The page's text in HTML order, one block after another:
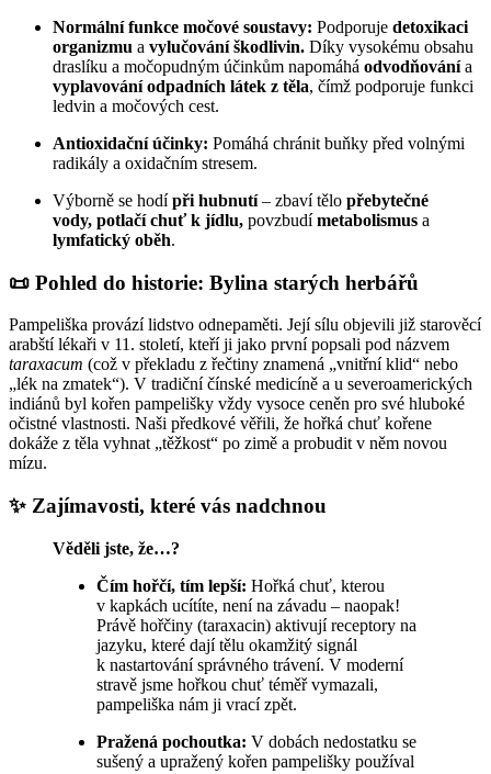
Normální funkce močové soustavy: Podporuje detoxikaci
organizmu a vylučování škodlivin. Díky vysokému obsahu
draslíku a močopudným účinkům napomáhá odvodňovánía
vyplavování odpadních látek z těla, čímž podporuje funkci
ledvin a močových cest.
Antioxidační účinky: Pomáhá chránit buňky před volnými
radikály a oxidačním stresem.
Výborně se hodípři hubnutí– zbaví tělo přebytečné
vody, potlačí chuť k jídlu, povzbudímetabolismus a
lymfatický oběh.
📜 Pohled do historie: Bylina starých herbářů
Pampeliška provází lidstvo odnepaměti. Její sílu objevili již starověcí
arabští lékaři v 11. století, kteří ji jako první popsali pod názvem
taraxacum (což v překladu z řečtiny znamená „vnitřní klid“ nebo
„lék na zmatek“). V tradiční čínské medicíně a u severoamerických
indiánů byl kořen pampelišky vždy vysoce ceněn pro své hluboké
očistné vlastnosti. Naši předkové věřili, že hořká chuť kořene
dokáže z těla vyhnat „těžkost“ po zimě a probudit v něm novou
mízu.
✨ Zajímavosti, které vás nadchnou
Věděli jste, že…?
Čím hořčí, tím lepší: Hořká chuť, kterou
v kapkách ucítíte, není na závadu – naopak!
Právě hořčiny (taraxacin) aktivují receptory na
jazyku, které dají tělu okamžitý signál
k nastartování správného trávení. V moderní
stravě jsme hořkou chuť téměř vymazali,
pampeliška nám ji vrací zpět.
Pražená pochoutka: V dobách nedostatku se
sušený a upražený kořen pampelišky používal